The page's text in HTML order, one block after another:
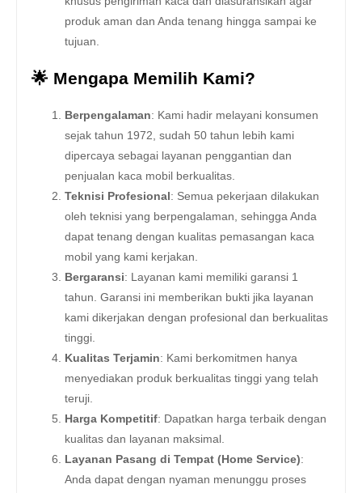
produk aman dan Anda tenang hingga sampai ke
tujuan.
🌟 Mengapa Memilih Kami?
Berpengalaman: Kami hadir melayani konsumen
sejak tahun 1972, sudah 50 tahun lebih kami
dipercaya sebagai layanan penggantian dan
penjualan kaca mobil berkualitas.
Teknisi Profesional : Semua pekerjaan dilakukan
oleh teknisi yang berpengalaman, sehingga Anda
dapat tenang dengan kualitas pemasangan kaca
mobil yang kami kerjakan.
Bergaransi: Layanan kami memiliki garansi 1
tahun. Garansi ini memberikan bukti jika layanan
kami dikerjakan dengan profesional dan berkualitas
tinggi.
Kualitas Terjamin: Kami berkomitmen hanya
menyediakan produk berkualitas tinggi yang telah
teruji.
Harga Kompetitif: Dapatkan harga terbaik dengan
kualitas dan layanan maksimal.
Layanan Pasang di Tempat (Home Service):
Anda dapat dengan nyaman menunggu proses